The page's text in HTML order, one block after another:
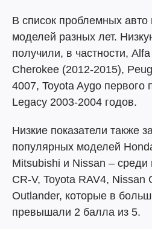
В список проблемных авто
моделей разных лет.
получили, в частности,
Cherokee (2012-2015),
4007, Toyota Aygo первого
Legacy 2003-2004 годов.
Низкие показатели также
популярных моделей
Mitsubishi и Nissan –
CR-V, Toyota RAV4, Nissan
Outlander, которые в
превышали 2 балла из 5.